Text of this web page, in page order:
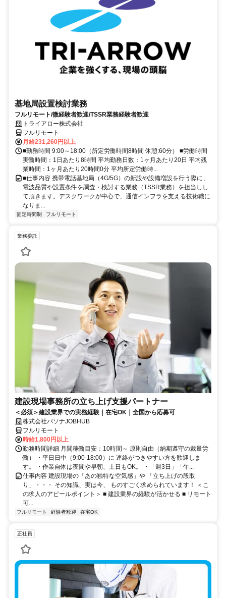
基地局設置検討業務
フルリモート/微経験者歓迎/TSSR業務経験者歓迎
トライアロー株式会社
フルリモート
月給231,260円以上
■勤務時間 9:00～18:00（所定労働時間8時間 休憩:60分） ■労働時間
実働時間：1日あたり8時間 平均勤務日数：1ヶ月あたり20日 平均残
業時間：1ヶ月あたり20時間0分 平均所定労働時...
■仕事内容 携帯電話基地局（4G/5G）の新設や設備増設を行う際に、
電波品質や設置条件を調査・検討する業務（TSSR業務）を担当しし
て頂きます。デスクワークが中心で、通信インフラを支える技術職に
なりま...
固定時間制 フルリモート
業務委託
建設現場事務所の立ち上げ支援パートナー
＜必須＞建設業界での実務経験｜在宅OK｜全国から応募可
株式会社パソナJOBHUB
フルリモート
時給1,800円以上
勤務時間詳細 月間稼働目安：10時間～ 原則自由（納期遵守の裁量労
働） ・平日日中（9:00-18:00）に 連絡がつきやすい方を歓迎しま
す。 ・作業自体は夜間や早朝、土日もOK。 ・「週3日」「午...
仕事内容 建設現場の「あの独特な空気感」や 「立ち上げの段取
り」・・・ その知識、実は今、 ものすごく求められています！ ＜こ
の求人のアピールポイント＞ ■ 建設業界の経験が活かせる ■ リモート
可...
フルリモート 経験者歓迎 在宅OK
正社員